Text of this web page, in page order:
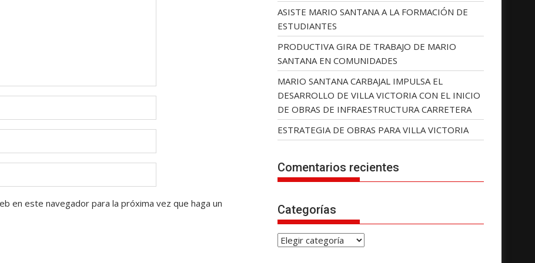
en este navegador para la próxima vez que haga un
ASISTE MARIO SANTANA A LA FORMACIÓN DE
ESTUDIANTES
PRODUCTIVA GIRA DE TRABAJO DE MARIO
SANTANA EN COMUNIDADES
MARIO SANTANA CARBAJAL IMPULSA EL
DESARROLLO DE VILLA VICTORIA CON EL INICIO
DE OBRAS DE INFRAESTRUCTURA CARRETERA
ESTRATEGIA DE OBRAS PARA VILLA VICTORIA
Comentarios recientes
Categorías
C